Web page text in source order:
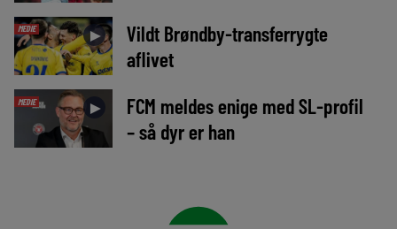
MEDIE ►
Vildt Brøndby-transferrygte
aflivet
MEDIE ►
FCM meldes enige med SL-profil
– så dyr er han